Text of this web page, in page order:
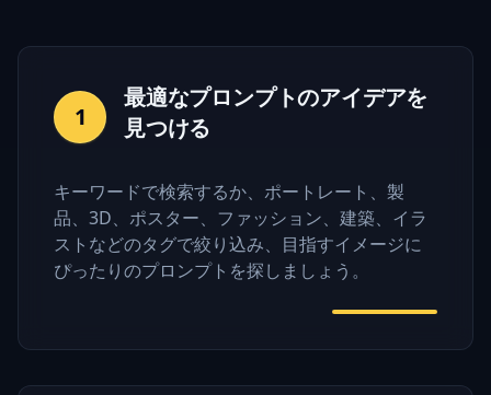
1
最適なプロンプトのアイデアを
見つける
キーワードで検索するか、ポートレート、製
品、3D、ポスター、ファッション、建築、イラ
ストなどのタグで絞り込み、目指すイメージに
ぴったりのプロンプトを探しましょう。